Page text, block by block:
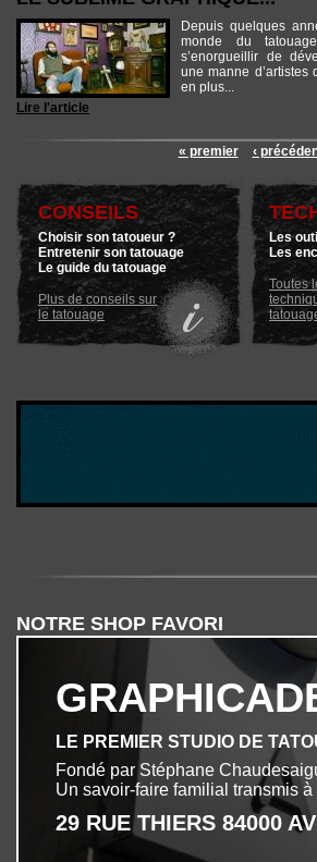
Depuis quelques
monde du
s’enorgueillir de
une manne d’artistes
en plus...
Lire l'article
« premier ‹
CONSEILS
Choisir son tatoueur ?
Entretenir son tatouage
Le guide du tatouage
Plus de conseils sur
le tatouage
Les
Les
Toutes
NOTRE SHOP FAVORI
LE PREMIER STUDIO DE
Fondé par Stéphane
Un savoir-faire familial transmis
29 RUE THIERS 84000